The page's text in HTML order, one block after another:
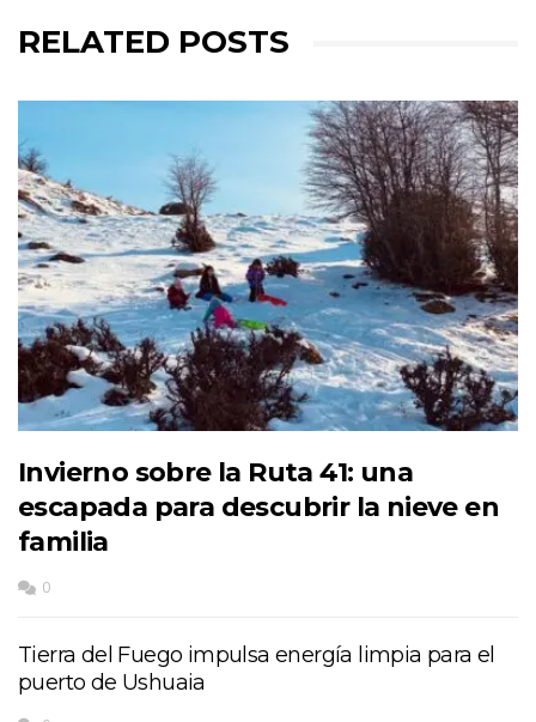
RELATED POSTS
Invierno sobre la Ruta 41: una
escapada para descubrir la nieve en
familia
0
Tierra del Fuego impulsa energía limpia para el
puerto de Ushuaia